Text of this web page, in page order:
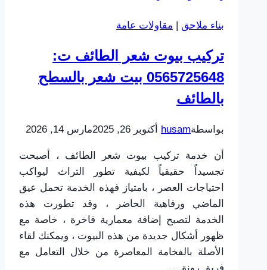
0565725648
اسعار
بيوت
جاهزة
في
بناء ملاحق مقاولات عامة
تركيب بيوت شعر الطائف ت:
0565725648 بيت شعر بالسطح
بالطائف
بواسطةhusam أكتوبر 26, 2025 مارس 14, 2026
أن خدمة تركيب بيوت شعر الطائف ، أصبحت
تجسيداً حقيقياً لكيفية تطور التراث ليواكب
احتياجات العصر ، بامتياز فهذه الخدمة تحمل عيق
الماضي ورفاهية الحاضر ، وقد تطورت هذه
الخدمة لتصبح إضافة معمارية فاخرة ، خاصة مع
ظهور أشكال جديدة من هذه البيوت ، ويمكنك لقاء
الأصلة بالفخامة المعاصرة من خلال التعامل مع